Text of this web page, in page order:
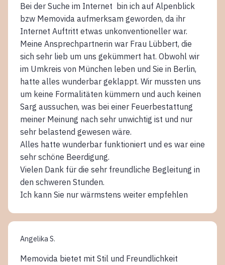
Bei der Suche im Internet bin ich auf Alpenblick
bzw Memovida aufmerksam geworden, da ihr
Internet Auftritt etwas unkonventioneller war.
Meine Ansprechpartnerin war Frau Lübbert, die
sich sehr lieb um uns gekümmert hat. Obwohl wir
im Umkreis von München leben und Sie in Berlin,
hatte alles wunderbar geklappt. Wir mussten uns
um keine Formalitäten kümmern und auch keinen
Sarg aussuchen, was bei einer Feuerbestattung
meiner Meinung nach sehr unwichtig ist und nur
sehr belastend gewesen wäre.
Alles hatte wunderbar funktioniert und es war eine
sehr schöne Beerdigung.
Vielen Dank für die sehr freundliche Begleitung in
den schweren Stunden.
Ich kann Sie nur wärmstens weiter empfehlen
Angelika S.
Memovida bietet mit Stil und Freundlichkeit